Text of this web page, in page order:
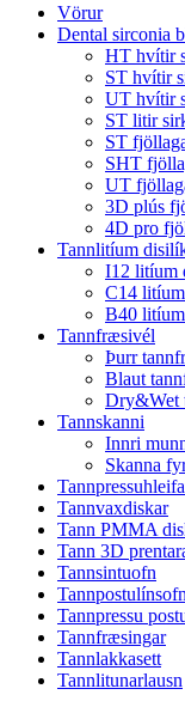
Vörur
Dental sirconia
HT hvítir
ST hvítir
UT hvítir
ST litir
ST
SHT
UT
3D plús
4D pro
Tannlitíum
I12 litíum
C14
B40
Tannfræsivél
Þurr
Blaut
Dry&Wet
Tannskanni
Innri
Skanna
Tannvaxdiskar
Tann PMMA
Tann 3D
Tannsintuofn
Tannpostulínsofn
Tannpressu
Tannfræsingar
Tannlakkasett
Tannlitunarlausn